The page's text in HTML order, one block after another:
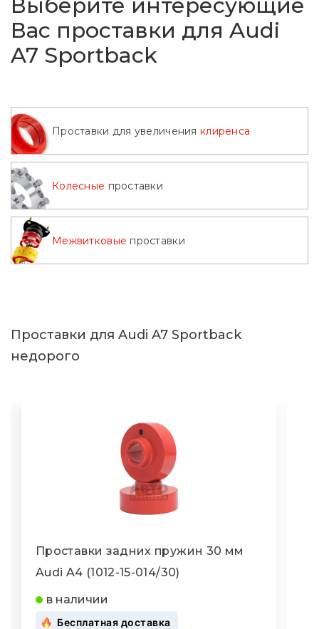
Выберите интересующие
Вас проставки для Audi
A7 Sportback
Проставки для увеличения клиренса
Колесные проставки
Межвитковые проставки
Проставки для Audi A7 Sportback
недорого
Проставки задних пружин 30 мм
Audi A4 (1012-15-014/30)
в наличии
Бесплатная доставка